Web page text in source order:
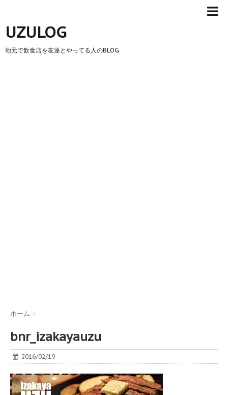
UZULOG
地元で飲食店を友達とやってる人のBLOG
ホーム >
bnr_izakayauzu
2016/02/19